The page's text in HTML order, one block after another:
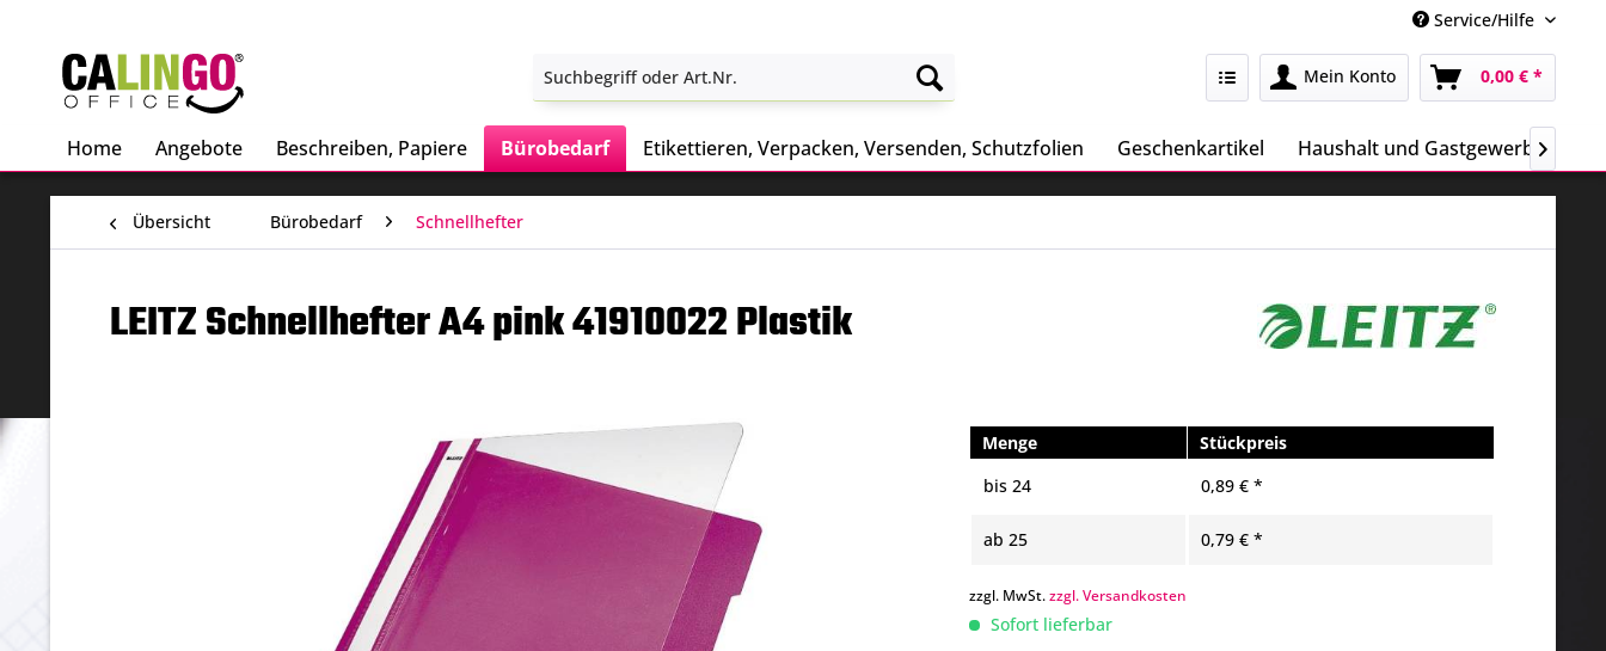
Service/Hilfe
Mein Konto 0,00 € *
Home Angebote Beschreiben, Papiere Bürobedarf Etikettieren, Verpacken, Versenden, Schutzfolien Geschenkartikel Haushalt und Gastgewerbe
Übersicht Bürobedarf Schnellhefter
LEITZ Schnellhefter A4 pink 41910022 Plastik
Menge
Stückpreis
bis24 0,89 € *
ab25 0,79 € *
zzgl. MwSt.zzgl. Versandkosten
Sofort lieferbar